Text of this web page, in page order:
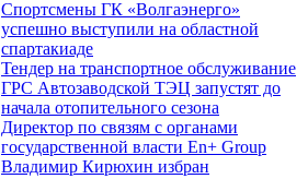
Спортсмены ГК «Волгаэнерго»
успешно выступили на областной
спартакиаде
Тендер на транспортное обслуживание
ГРС Автозаводской ТЭЦ запустят до
начала отопительного сезона
Директор по связям с органами
государственной власти En+ Group
Владимир Кирюхин избран